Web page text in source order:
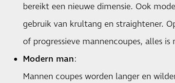
bereikt een nieuwe dimensie. Ook
gebruik van krultang en straightener.
of progressieve mannencoupes, alles is
Modern man:
Mannen coupes worden langer en